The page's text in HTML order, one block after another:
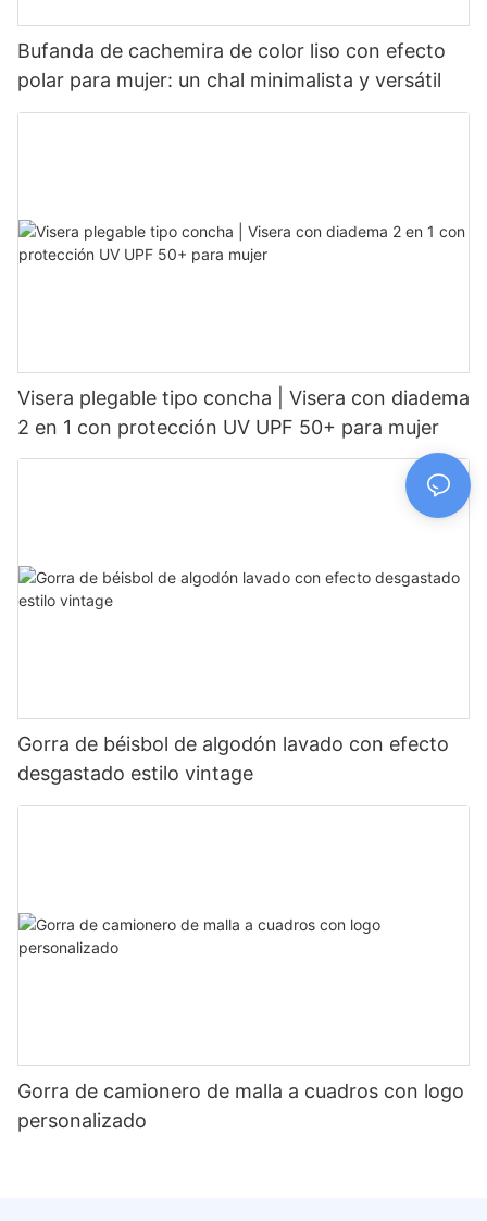
Bufanda de cachemira de color liso con efecto
polar para mujer: un chal minimalista y versátil
Visera plegable tipo concha | Visera con diadema
2 en 1 con protección UV UPF 50+ para mujer
Gorra de béisbol de algodón lavado con efecto
desgastado estilo vintage
Gorra de camionero de malla a cuadros con logo
personalizado